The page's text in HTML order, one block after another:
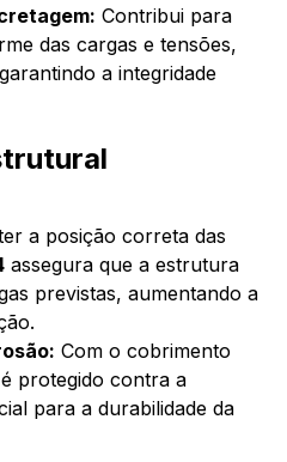
Contribui para
das cargas e tensões,
a integridade
a posição correta das
assegura que a estrutura
previstas, aumentando a
Com o cobrimento
é protegido contra a
para a durabilidade da